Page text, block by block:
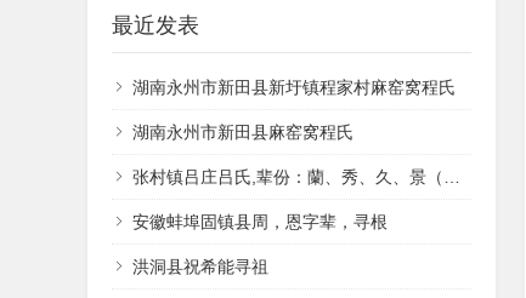
最近发表
湖南永州市新田县新圩镇程家村麻窑窝程氏
湖南永州市新田县麻窑窝程氏
张村镇吕庄吕氏,辈份：蘭、秀、久、景（井）、香、兴。
安徽蚌埠固镇县周，恩字辈，寻根
洪洞县祝希能寻祖